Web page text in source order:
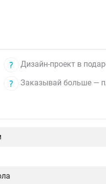
Дизайн-проект в
Заказывай больше —